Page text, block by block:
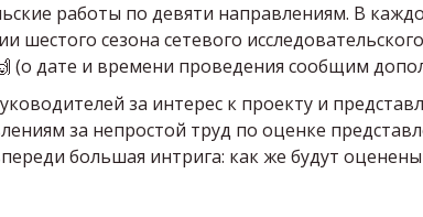
работы по девяти направлениям. В
сезона сетевого
(о дате и времени проведения сообщим
за интерес к проекту и
за непростой труд по оценке
большая интрига: как же будут